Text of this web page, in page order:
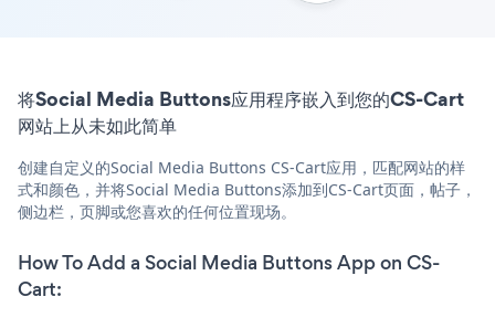
将Social Media Buttons应用程序嵌入到您的CS-Cart
网站上从未如此简单
创建自定义的Social Media Buttons CS-Cart应用，匹配网站的样
式和颜色，并将Social Media Buttons添加到CS-Cart页面，帖子，
侧边栏，页脚或您喜欢的任何位置现场。
How To Add a Social Media Buttons App on CS-
Cart: